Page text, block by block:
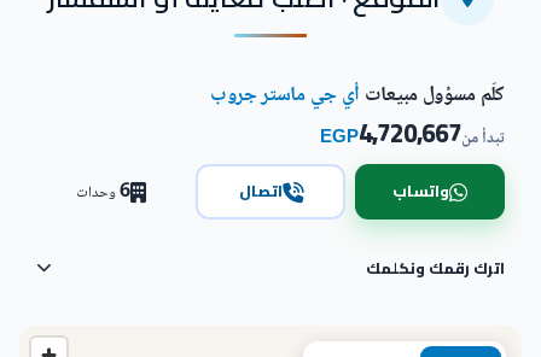
شاهد فيديو المشروع
كلّم مسؤول مبيعات أي جي ماستر جروب
تبدأ من4,720,667
EGP
واتساب اتصال 6وحدات
اترك رقمك ونكلمك